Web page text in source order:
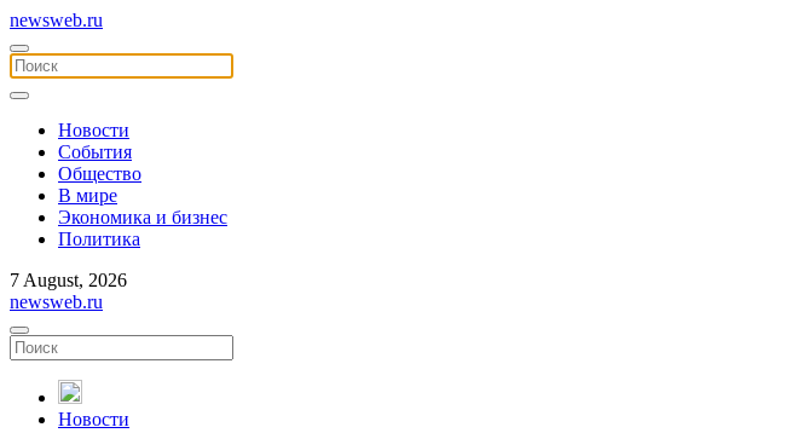
newsweb.ru
Новости
События
Общество
В мире
Экономика и бизнес
Политика
7 August, 2026
newsweb.ru
Новости